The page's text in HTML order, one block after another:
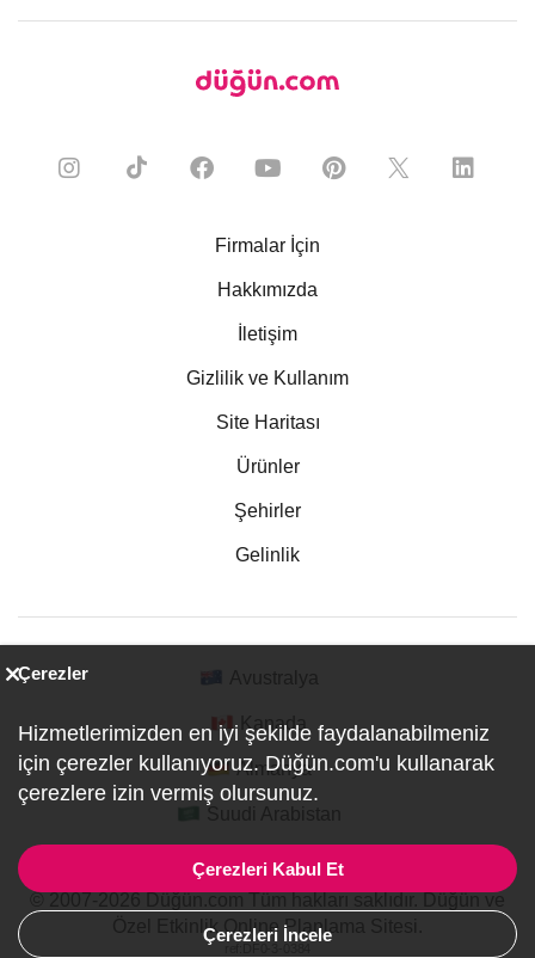
Firmalar İçin
Hakkımızda
İletişim
Gizlilik ve Kullanım
Site Haritası
Ürünler
Şehirler
Gelinlik
Kanada
Almanya
Özel Etkinlik Online Planlama Sitesi.
Çerezler
Hizmetlerimizden en iyi şekilde faydalanabilmeniz
için çerezler kullanıyoruz. Düğün.com'u kullanarak
çerezlere izin vermiş olursunuz.
Çerezleri Kabul Et
Çerezleri İncele